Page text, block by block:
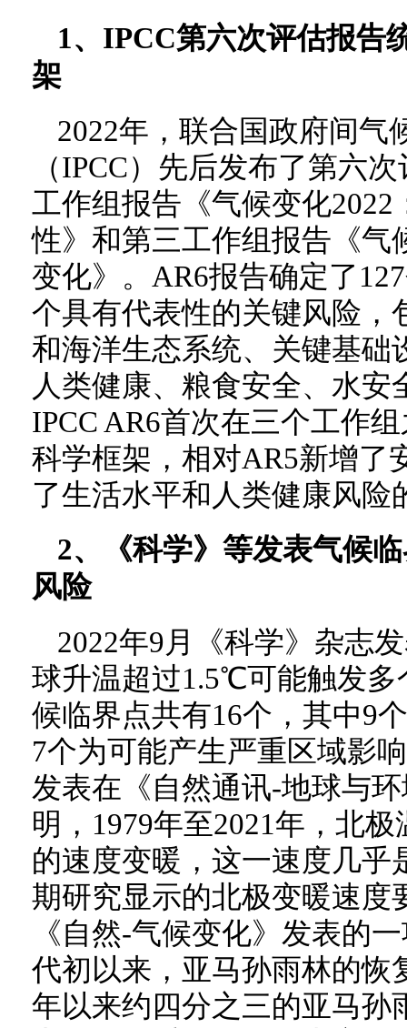
1、IPCC第六次评估报告
架
2022年，联合国政府间气
（IPCC）先后发布了第六
工作组报告《气候变化
性》和第三工作组报告《气
变化》。AR6报告确定了
个具有代表性的关键风险，
和海洋生态系统、关键基础
人类健康、粮食安全、水
IPCC AR6首次在三个工作
科学框架，相对AR5新增了
了生活水平和人类健康风险
2、《科学》等发表气候
风险
2022年9月《科学》杂志
球升温超过1.5℃可能触发多
候临界点共有16个，其中9
7个为可能产生严重区域影
发表在《自然通讯-地球与
明，1979年至2021年，北
的速度变暖，这一速度几乎
期研究显示的北极变暖速度
《自然-气候变化》发表的
代初以来，亚马孙雨林的恢
年以来约四分之三的亚马孙